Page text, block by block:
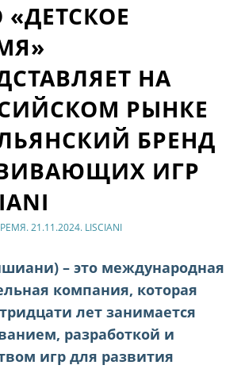
НА
РЫНКЕ
БРЕНД
ИГР
21.11.2024. LISCIANI
– это международная
компания, которая
лет занимается
разработкой и
игр для развития